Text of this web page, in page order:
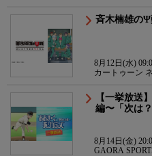
斉木楠雄のΨ
8月12日(水)
カートゥーン
【一挙放送
編〜「次は？
8月14日(金)
GAORA